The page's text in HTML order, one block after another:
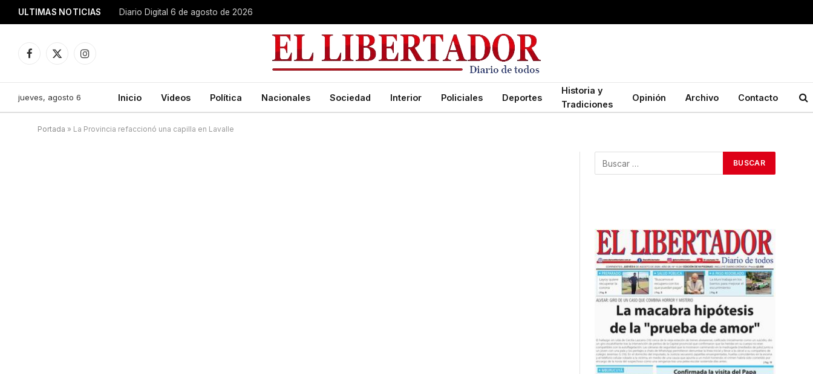
ULTIMAS NOTICIAS Diario Digital 6 de agosto de 2026
Facebook
X
Instagram
jueves, agosto 6 Inicio Videos Política Nacionales Sociedad Interior Policiales Deportes
Historia y
Tradiciones
Opinión Archivo Contacto
Portada » La Provincia refaccionó una capilla en Lavalle